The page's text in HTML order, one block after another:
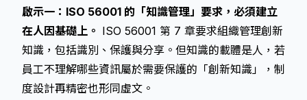
啟示一：ISO 56001 的「知識管理」要求，必須建立
在人因基礎上。 ISO 56001 第 7 章要求組織管理創新
知識，包括識別、保護與分享。但知識的載體是人，若
員工不理解哪些資訊屬於需要保護的「創新知識」，制
度設計再精密也形同虛文。